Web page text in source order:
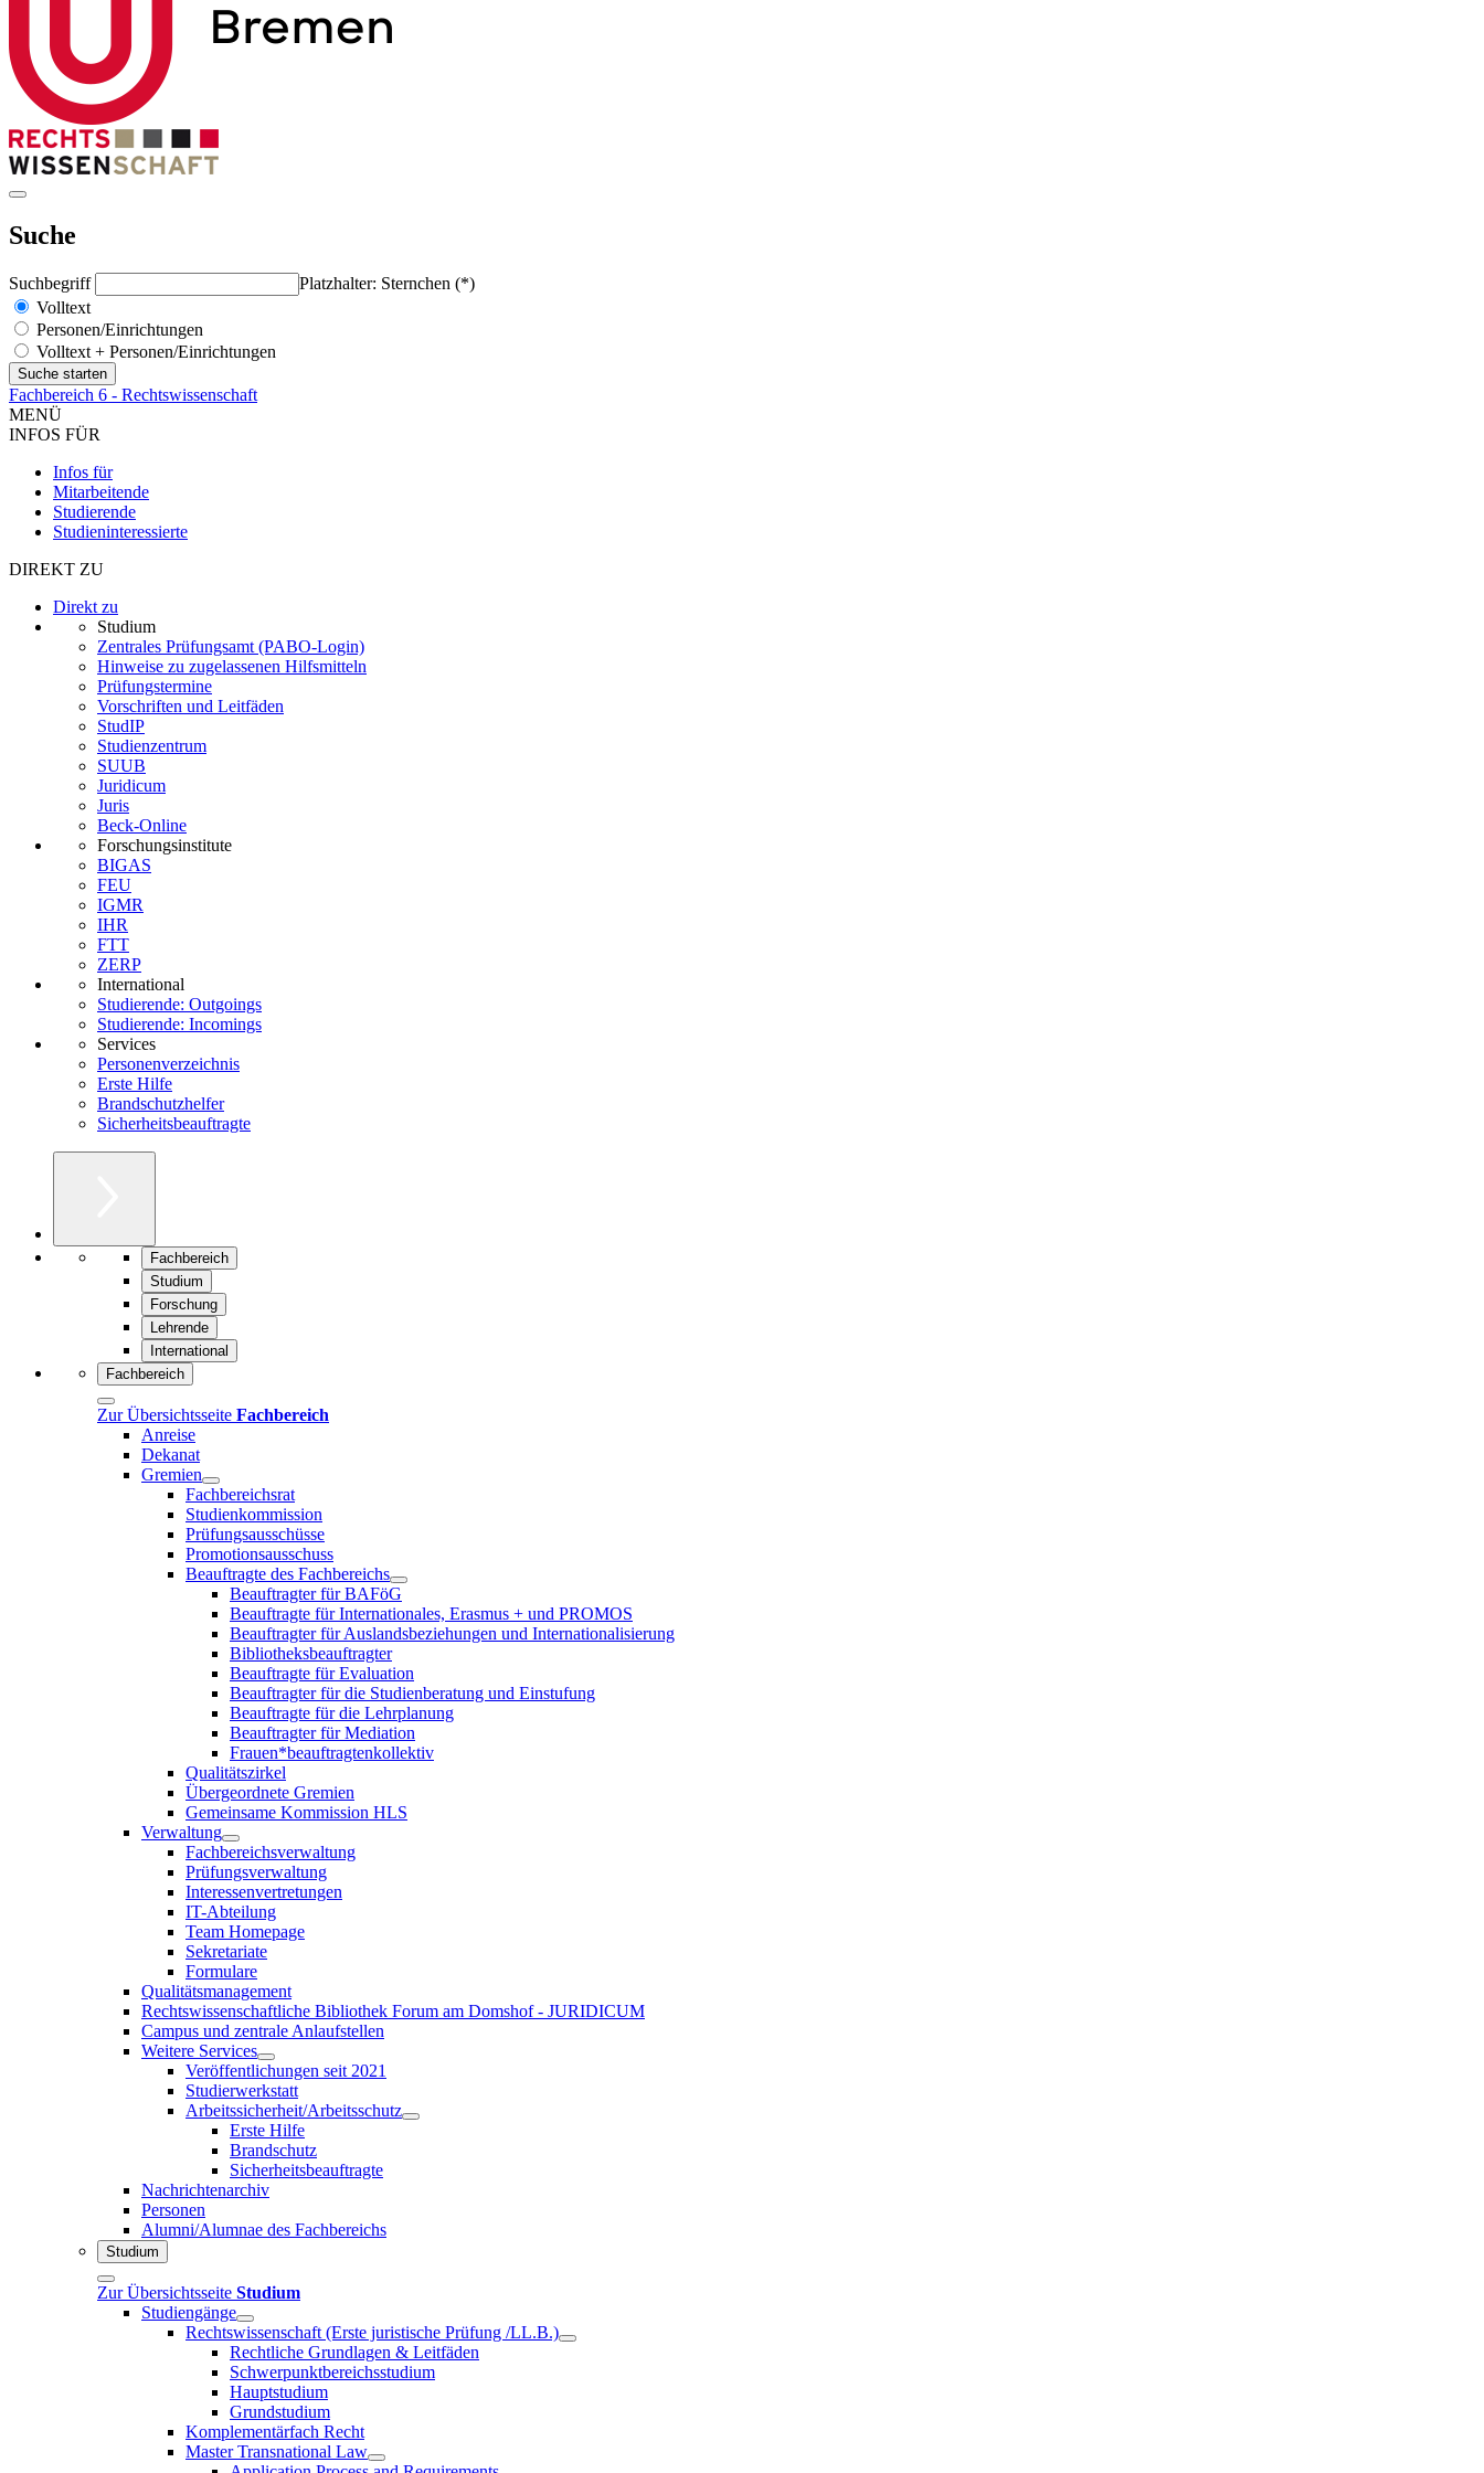
Suche
Suchbegriff
Platzhalter: Sternchen (*)
Volltext
Personen/Einrichtungen
Volltext + Personen/Einrichtungen
Fachbereich 6 - Rechtswissenschaft
MENÜ
INFOS FÜR
Infos für
Mitarbeitende
Studierende
Studieninteressierte
DIREKT ZU
Direkt zu
Studium
Zentrales Prüfungsamt (PABO-Login)
Hinweise zu zugelassenen Hilfsmitteln
Prüfungstermine
Vorschriften und Leitfäden
StudIP
Studienzentrum
SUUB
Juridicum
Juris
Beck-Online
Forschungsinstitute
BIGAS
FEU
IGMR
IHR
FTT
ZERP
International
Studierende: Outgoings
Studierende: Incomings
Services
Personenverzeichnis
Erste Hilfe
Brandschutzhelfer
Sicherheitsbeauftragte
Fachbereich
Studium
Forschung
Lehrende
International
Fachbereich
Zur Übersichtsseite Fachbereich
Anreise
Dekanat
Gremien
Fachbereichsrat
Studienkommission
Prüfungsausschüsse
Promotionsausschuss
Beauftragte des Fachbereichs
Beauftragter für BAFöG
Beauftragte für Internationales, Erasmus + und PROMOS
Beauftragter für Auslandsbeziehungen und Internationalisierung
Bibliotheksbeauftragter
Beauftragte für Evaluation
Beauftragter für die Studienberatung und Einstufung
Beauftragte für die Lehrplanung
Beauftragter für Mediation
Frauen*beauftragtenkollektiv
Qualitätszirkel
Übergeordnete Gremien
Gemeinsame Kommission HLS
Verwaltung
Fachbereichsverwaltung
Prüfungsverwaltung
Interessenvertretungen
IT-Abteilung
Team Homepage
Sekretariate
Formulare
Qualitätsmanagement
Rechtswissenschaftliche Bibliothek Forum am Domshof - JURIDICUM
Campus und zentrale Anlaufstellen
Weitere Services
Veröffentlichungen seit 2021
Studierwerkstatt
Arbeitssicherheit/Arbeitsschutz
Erste Hilfe
Brandschutz
Sicherheitsbeauftragte
Nachrichtenarchiv
Personen
Alumni/Alumnae des Fachbereichs
Studium
Zur Übersichtsseite Studium
Studiengänge
Rechtswissenschaft (Erste juristische Prüfung /LL.B.)
Rechtliche Grundlagen & Leitfäden
Schwerpunktbereichsstudium
Hauptstudium
Grundstudium
Komplementärfach Recht
Master Transnational Law